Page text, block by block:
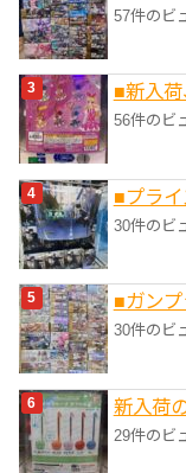
57件のビ
■新入
56件のビ
■プラ
30件のビ
■ガン
30件のビ
新入荷
29件のビ